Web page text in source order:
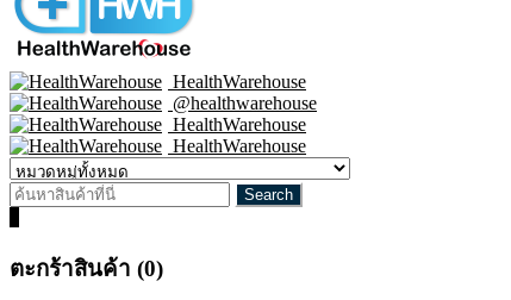
HealthWarehouse
@healthwarehouse
HealthWarehouse
HealthWarehouse
ตะกร้าสินค้า (0)